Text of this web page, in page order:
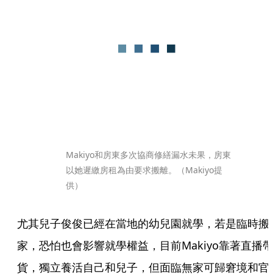
Makiyo和房東多次協商修繕漏水未果，房東
以她遲繳房租為由要求搬離。（Makiyo提
供）
尤其兒子俊俊已經在當地的幼兒園就學，若是臨時搬
家，恐怕也會影響就學權益，目前Makiyo靠著直播帶
貨，獨立養活自己和兒子，但面臨無家可歸窘境和官